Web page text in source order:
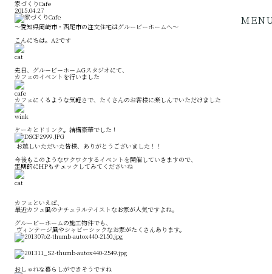
家づくりCafe
2015.04.27
～愛知県岡崎市・西尾市の注文住宅はグルービーホームへ～
こんにちは。A2です
先日、グルービーホームGスタジオにて、
カフェのイベントを行いました
カフェにくるような気軽さで、たくさんのお客様に楽しんでいただけました
ケーキとドリンク。結構豪華でした！
お越しいただいた皆様、ありがとうございました！！
今後もこのようなワクワクするイベントを開催していきますので、
定期的にHPもチェックしてみてくださいね
カフェといえば、
最近カフェ風のナチュラルテイストなお家が人気ですよね。
グルービーホームの施工物件でも、
ヴィンテージ風やシャビーシックなお家がたくさんあります。
おしゃれな暮らしができそうですね